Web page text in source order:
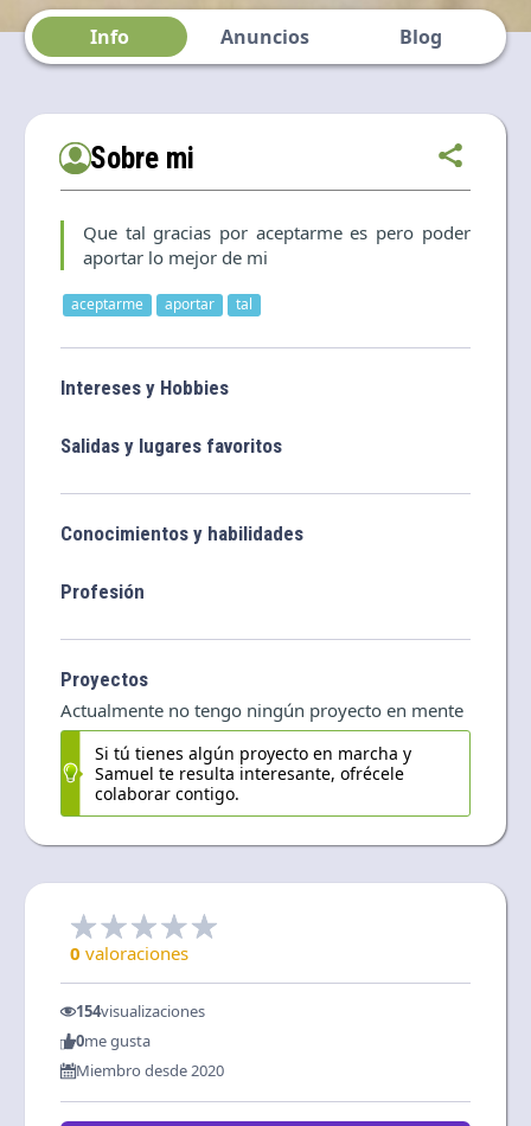
Language and currency
EN|USD
Info Anuncios Blog
Sobre mi
Que tal gracias por aceptarme es pero poder
aportar lo mejor de mi
aceptarme aportar tal
Intereses y Hobbies
Salidas y lugares favoritos
Conocimientos y habilidades
Profesión
Proyectos
Actualmente no tengo ningún proyecto en mente
Si tú tienes algún proyecto en marcha y
Samuel te resulta interesante, ofrécele
colaborar contigo.
0 valoraciones
154visualizaciones
0me gusta
Miembro desde 2020